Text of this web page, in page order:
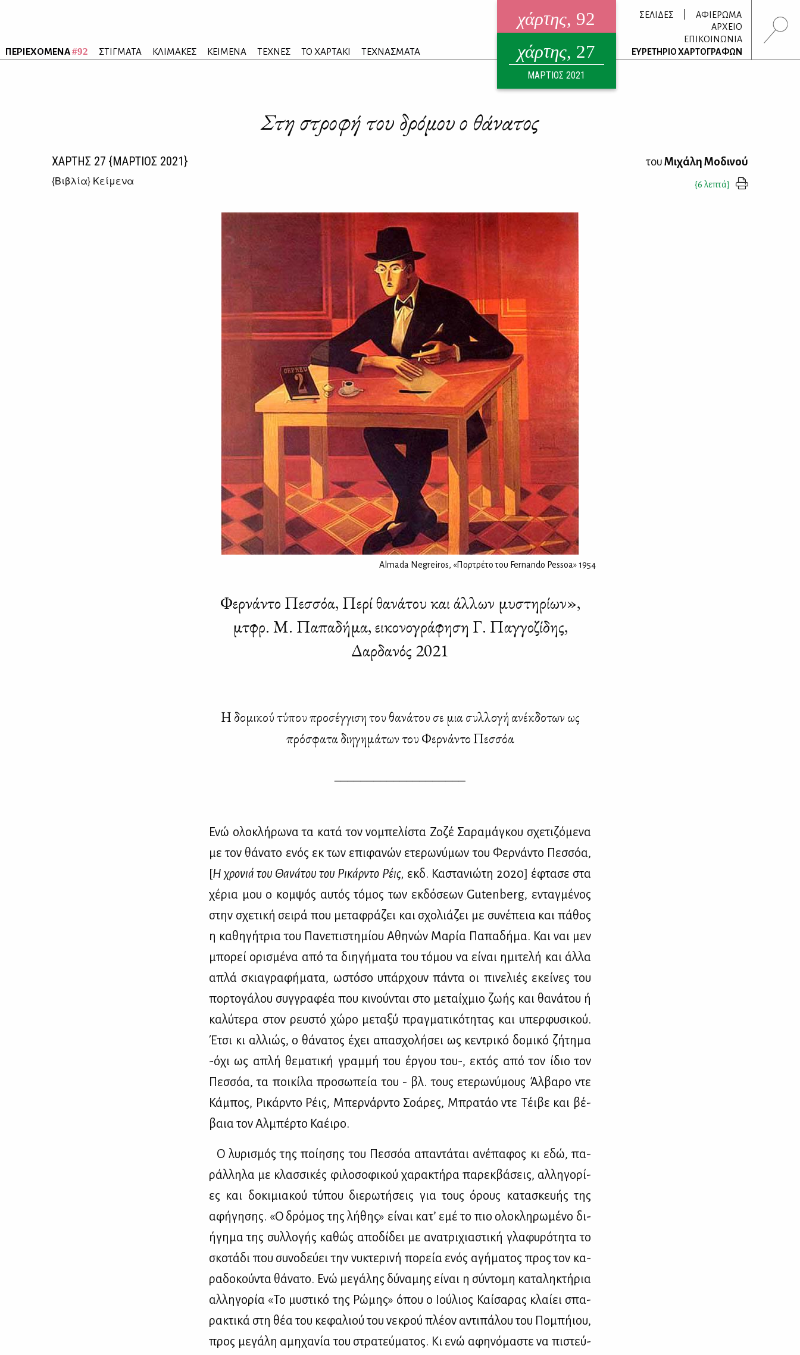
ΠΕΡΙΕΧΟΜΕΝΑ#92 ΣΤΙΓΜΑΤΑ ΚΛΙΜΑΚΕΣ ΚΕΙΜΕΝΑ ΤΕΧΝΕΣ ΤΟ ΧΑΡΤΑΚΙ ΤΕΧΝΑΣΜΑΤΑ
χάρτης, 92
ηλεκτρονικό περιοδικό
ΑΥΓΟΥΣΤΟΣ 2026
χάρτης, 27
ΜΑΡΤΙΟΣ 2021
ΣΕΛΙΔΕΣ
ΑΦΙΕΡΩΜΑ
ΑΡΧΕΙΟ
ΕΠΙΚΟΙΝΩΝΙΑ
ΕΥΡΕΤΗΡΙΟ ΧΑΡΤΟΓΡΑΦΩΝ
Στη στροφή του δρόμου ο θάνατος
ΧΑΡΤΗΣ 27 {ΜΑΡΤΙΟΣ 2021}
{Βιβλία} Κείμενα
τουΜιχάλη Μοδινού
{6 λεπτά}
Almada Negreiros, «Πορτρέτο του Fernando Pessoa» 1954
Φερνάντο Πεσσόα, Περί θανάτου και άλλων μυστηρίων»,
μτφρ. Μ. Παπαδήμα, εικονογράφηση Γ. Παγγοζίδης,
Δαρδανός 2021
Η δο­μι­κού τύ­που προ­σέγ­γι­ση του θα­νά­του σε μια συλ­λο­γή ανέκ­δο­των ως
πρό­σφα­τα δι­η­γη­μά­των του Φερ­νά­ντο Πεσ­σόα
––––––––––––––––––––
Ενώ ολο­κλή­ρω­να τα κα­τά τον νο­μπε­λί­στα Ζο­ζέ Σα­ρα­μά­γκου σχε­τι­ζό­με­να
με τον θά­να­το ενός εκ των επι­φα­νών ετε­ρω­νύ­μων του Φερ­νά­ντο Πεσ­σόα,
[Η χρο­νιά του Θα­νά­του του Ρι­κάρ­ντο Ρέις, εκδ. Κα­στα­νιώ­τη 2020] έφτα­σε στα
χέ­ρια μου ο κομ­ψός αυ­τός τό­μος των εκ­δό­σε­ων Gutenberg, ενταγ­μέ­νος
στην σχε­τι­κή σει­ρά που με­τα­φρά­ζει και σχο­λιά­ζει με συ­νέ­πεια και πά­θος
η κα­θη­γή­τρια του Πα­νε­πι­στη­μί­ου Αθη­νών Μα­ρία Πα­πα­δή­μα. Και ναι μεν
μπο­ρεί ορι­σμέ­να από τα δι­η­γή­μα­τα του τό­μου να εί­ναι ημι­τε­λή και άλ­λα
απλά σκια­γρα­φή­μα­τα, ωστό­σο υπάρ­χουν πά­ντα οι πι­νε­λιές εκεί­νες του
πορ­το­γά­λου συγ­γρα­φέα που κι­νού­νται στο με­ταίχ­μιο ζω­ής και θα­νά­του ή
κα­λύ­τε­ρα στον ρευ­στό χώ­ρο με­τα­ξύ πραγ­μα­τι­κό­τη­τας και υπερ­φυ­σι­κού.
Έτσι κι αλ­λιώς, ο θά­να­τος έχει απα­σχο­λή­σει ως κε­ντρι­κό δο­μι­κό ζή­τη­μα
-όχι ως απλή θε­μα­τι­κή γραμ­μή του έρ­γου του-, εκτός από τον ίδιο τον
Πεσ­σόα, τα ποι­κί­λα προ­σω­πεία του - βλ. τους ετε­ρω­νύ­μους Άλ­βα­ρο ντε
Κά­μπος, Ρι­κάρ­ντο Ρέις, Μπερ­νάρ­ντο Σο­ά­ρες, Μπρα­τάο ντε Τέι­βε και βέ­
βαια τον Αλ­μπέρ­το Κα­έι­ρο.
Ο λυ­ρι­σμός της ποί­η­σης του Πεσ­σόα απα­ντά­ται ανέ­πα­φος κι εδώ, πα­
ράλ­λη­λα με κλασ­σι­κές φι­λο­σο­φι­κού χα­ρα­κτή­ρα πα­ρεκ­βά­σεις, αλ­λη­γο­ρί­
ες και δο­κι­μια­κού τύ­που διε­ρω­τή­σεις για τους όρους κα­τα­σκευ­ής της
αφή­γη­σης. «Ο δρό­μος της λή­θης» εί­ναι κα­τ’ εμέ το πιο ολο­κλη­ρω­μέ­νο δι­
ή­γη­μα της συλ­λο­γής κα­θώς απο­δί­δει με ανα­τρι­χια­στι­κή γλα­φυ­ρό­τη­τα το
σκο­τά­δι που συ­νο­δεύ­ει την νυ­κτε­ρι­νή πο­ρεία ενός αγή­μα­τος προς τον κα­
ρα­δο­κού­ντα θά­να­το. Ενώ με­γά­λης δύ­να­μης εί­ναι η σύ­ντο­μη κα­τα­λη­κτή­ρια
αλ­λη­γο­ρία «Το μυ­στι­κό της Ρώ­μης» όπου ο Ιού­λιος Καί­σα­ρας κλαί­ει σπα­
ρα­κτι­κά στη θέα του κε­φα­λιού του νε­κρού πλέ­ον αντι­πά­λου του Πο­μπή­ιου,
προς με­γά­λη αμη­χα­νία του στρα­τεύ­μα­τος. Κι ενώ αφη­νό­μα­στε να πι­στεύ­